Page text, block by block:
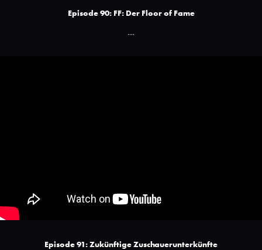
Episode 90: FF: Der Floor of Fame
...
Episode 91: Zukünftige Zuschauerunterkünfte